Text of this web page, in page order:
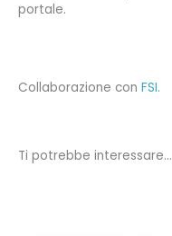
portale.
Collaborazione con FSI.
Ti potrebbe interessare…